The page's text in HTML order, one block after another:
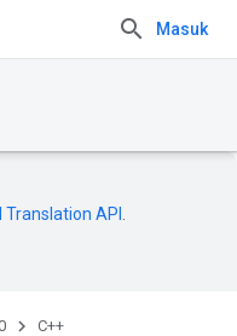
Masuk
Translation API
C++